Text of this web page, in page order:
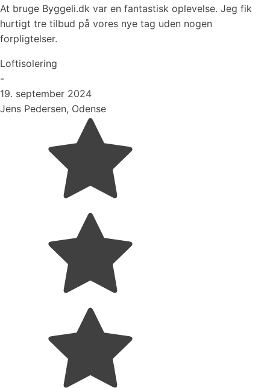
At bruge Byggeli.dk var en fantastisk oplevelse. Jeg fik
hurtigt tre tilbud på vores nye tag uden nogen
forpligtelser.
Loftisolering
-
19. september 2024
Jens Pedersen, Odense